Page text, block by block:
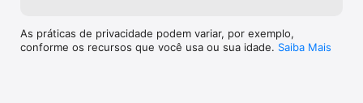
As práticas de privacidade podem variar, por exemplo,
conforme os recursos que você usa ou sua idade. Saiba Mais